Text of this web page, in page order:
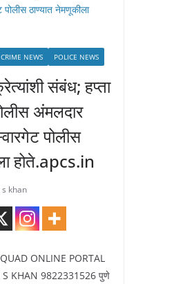
CRIME NEWS POLICE NEWS
संबंध; हप्ता
अंमलदार
पोलीस
होते.apcs.in
khan
ONLINE PORTAL
S KHAN 9822331526 पुणे